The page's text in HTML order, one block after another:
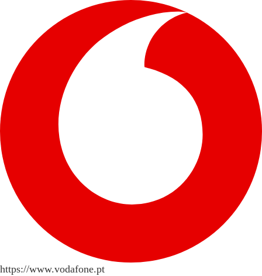
https://www.vodafone.pt